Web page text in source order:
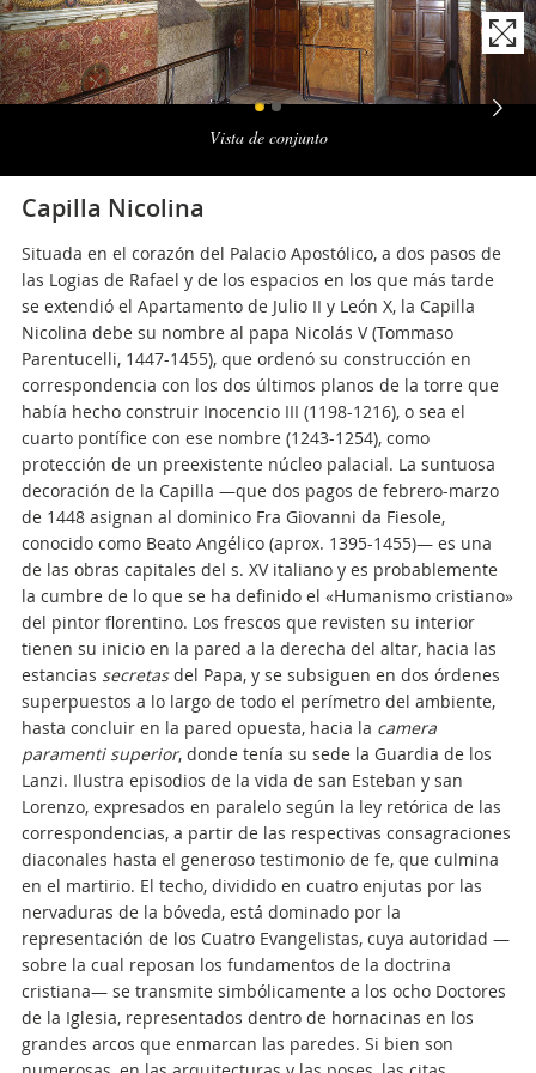
Vista de conjunto
Naviga
Capilla Nicolina
Situada en el corazón del Palacio Apostólico, a dos pasos de
las Logias de Rafael y de los espacios en los que más tarde
se extendió el Apartamento de Julio II y León X, la Capilla
Nicolina debe su nombre al papa Nicolás V (Tommaso
Parentucelli, 1447-1455), que ordenó su construcción en
correspondencia con los dos últimos planos de la torre que
había hecho construir Inocencio III (1198-1216), o sea el
cuarto pontífice con ese nombre (1243-1254), como
protección de un preexistente núcleo palacial. La suntuosa
decoración de la Capilla —que dos pagos de febrero-marzo
de 1448 asignan al dominico Fra Giovanni da Fiesole,
conocido como Beato Angélico (aprox. 1395-1455)— es una
de las obras capitales del s. XV italiano y es probablemente
la cumbre de lo que se ha definido el «Humanismo cristiano»
del pintor florentino. Los frescos que revisten su interior
tienen su inicio en la pared a la derecha del altar, hacia las
estancias secretasdel Papa, y se subsiguen en dos órdenes
superpuestos a lo largo de todo el perímetro del ambiente,
hasta concluir en la pared opuesta, hacia la camera
paramenti superior, donde tenía su sede la Guardia de los
Lanzi. Ilustra episodios de la vida de san Esteban y san
Lorenzo, expresados en paralelo según la ley retórica de las
correspondencias, a partir de las respectivas consagraciones
diaconales hasta el generoso testimonio de fe, que culmina
en el martirio. El techo, dividido en cuatro enjutas por las
nervaduras de la bóveda, está dominado por la
representación de los Cuatro Evangelistas, cuya autoridad —
sobre la cual reposan los fundamentos de la doctrina
cristiana— se transmite simbólicamente a los ocho Doctores
de la Iglesia, representados dentro de hornacinas en los
grandes arcos que enmarcan las paredes. Si bien son